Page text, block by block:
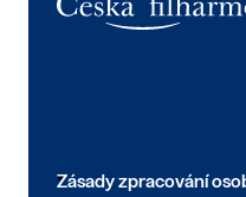
Zásady zpracování